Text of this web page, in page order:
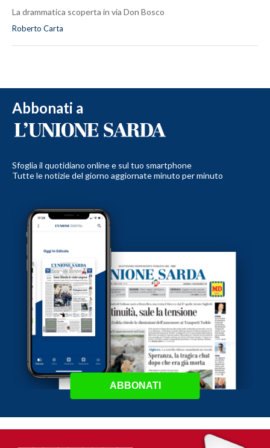
La drammatica scoperta in via Don Bosco
Roberto Carta
Abbonati a
Sfoglia il quotidiano online e sul tuo smartphone
Tutte le notizie del giorno aggiornate minuto per minuto
ABBONATI